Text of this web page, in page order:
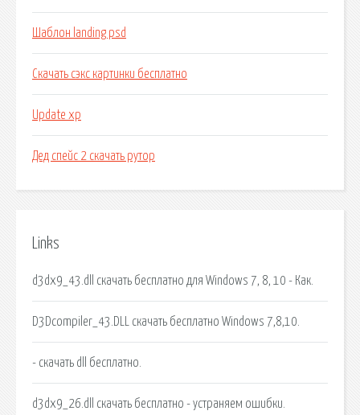
Шаблон landing psd
Скачать сэкс картинки бесплатно
Update xp
Дед спейс 2 скачать рутор
Links
d3dx9_43.dll скачать бесплатно для Windows 7, 8, 10 - Как.
D3Dcompiler_43.DLL скачать бесплатно Windows 7,8,10.
- скачать dll бесплатно.
d3dx9_26.dll скачать бесплатно - устраняем ошибки.